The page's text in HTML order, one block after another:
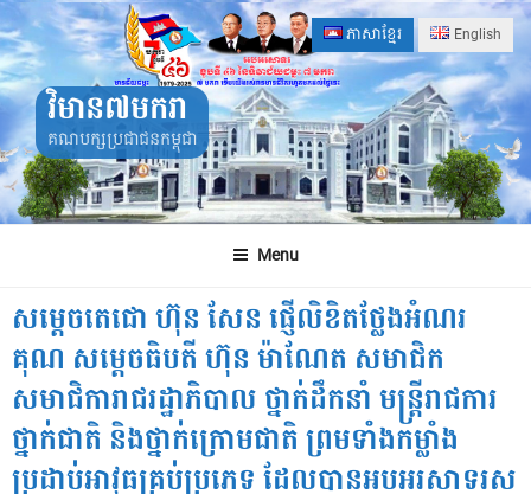
Skip
to
content
ភាសាខ្មែរ English
វិមាន៧មករា
គណបក្សប្រជាជនកម្ពុជា
Menu
សម្តេចតេជោ ហ៊ុន សែន ផ្ញើលិខិតថ្លែងអំណរ
គុណ សម្តេចធិបតី ហ៊ុន ម៉ាណែត សមាជិក
សមាជិការាជរដ្ឋាភិបាល ថ្នាក់ដឹកនាំ មន្ត្រីរាជការ
ថ្នាក់ជាតិ និងថ្នាក់ក្រោមជាតិ ព្រមទាំងកម្លាំង
ប្រដាប់អាវុធគ្រប់ប្រភេទ ដែលបានអបអរសាទរស